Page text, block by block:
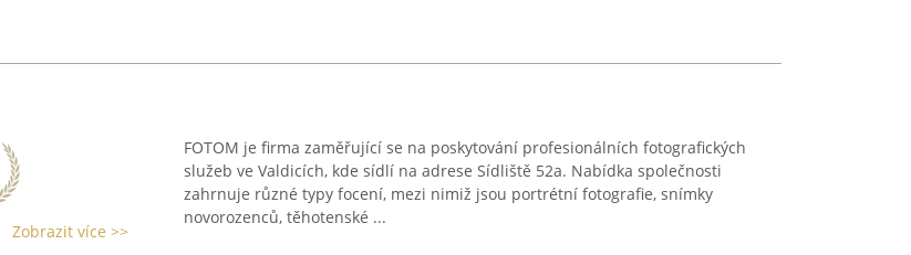
Zobrazit více >>
FOTOM je firma zaměřující se na poskytování profesionálních fotografických
služeb ve Valdicích, kde sídlí na adrese Sídliště 52a. Nabídka společnosti
zahrnuje různé typy focení, mezi nimiž jsou portrétní fotografie, snímky
novorozenců, těhotenské ...